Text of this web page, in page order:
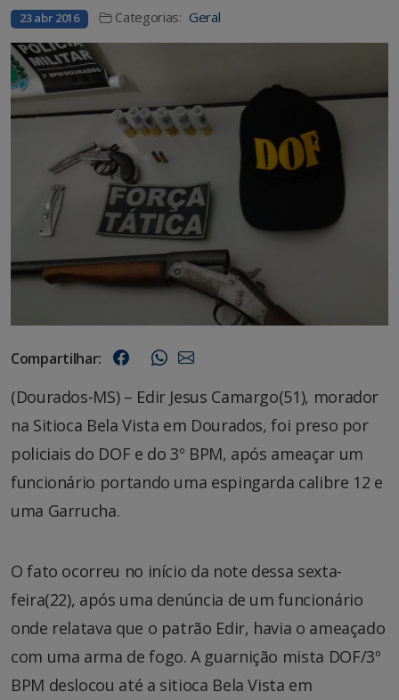
23 abr 2016 Categorias: Geral
Compartilhar:
(Dourados-MS) – Edir Jesus Camargo(51), morador
na Sitioca Bela Vista em Dourados, foi preso por
policiais do DOF e do 3º BPM, após ameaçar um
funcionário portando uma espingarda calibre 12 e
uma Garrucha.
O fato ocorreu no início da note dessa sexta-
feira(22), após uma denúncia de um funcionário
onde relatava que o patrão Edir, havia o ameaçado
com uma arma de fogo. A guarnição mista DOF/3º
BPM deslocou até a sitioca Bela Vista em